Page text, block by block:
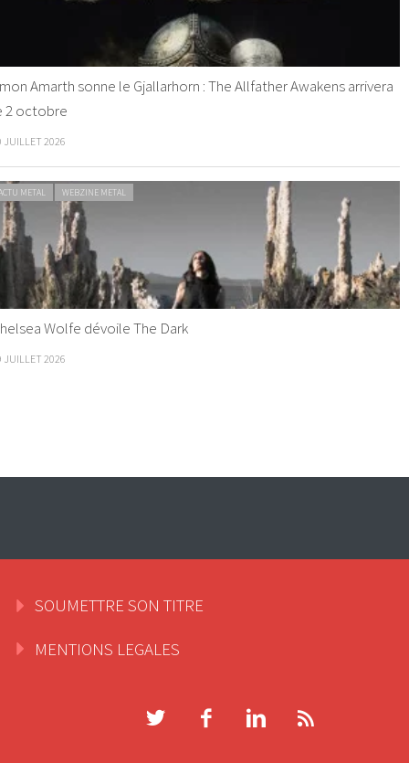
Amarth sonne le Gjallarhorn : The Allfather Awakens arrivera
2 octobre
JUILLET 2026
METAL WEBZINE METAL
Wolfe dévoile The Dark
JUILLET 2026
SOUMETTRE SON TITRE
MENTIONS LEGALES